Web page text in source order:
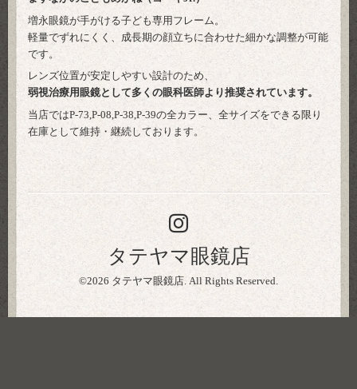
増永眼鏡が手がける子ども専用フレーム。
軽量でずれにくく、成長期の顔立ちに合わせた細かな調整が可能
です。
レンズ位置が安定しやすい設計のため、
弱視治療用眼鏡として多くの眼科医師より推奨されています。
当店ではP-73,P-08,P-38,P-39の全カラー、全サイズをできる限り
在庫として維持・継続しております。
タテヤマ眼鏡店
©2026 タテヤマ眼鏡店 . All Rights Reserved.